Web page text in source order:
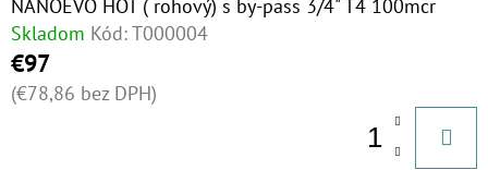
NANOEVO HOT ( rohový) s by-pass 3/4" T4 100mcr
Skladom Kód:T000004
€97
(€78,86 bez DPH)